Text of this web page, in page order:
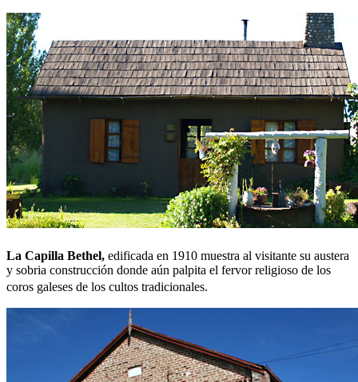
La Capilla Bethel, edificada en 1910 muestra al visitante su austera
y sobria construcción donde aún palpita el fervor religioso de los
coros galeses de los cultos tradicionales.